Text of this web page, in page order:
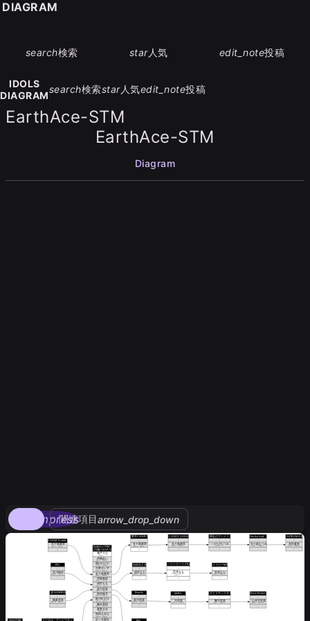
search検索 star人気 edit_note投稿
IDOLS
DIAGRAM
search検索star人気edit_note投稿
EarthAce-STM
EarthAce-STM
Diagram
compress
関連項目arrow_drop_down